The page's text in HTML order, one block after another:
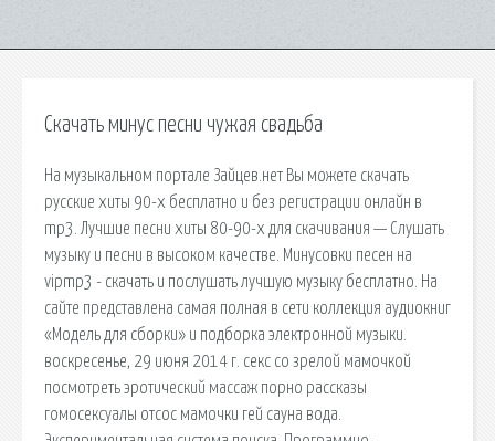
Скачать минус песни чужая свадьба
На музыкальном портале Зайцев.нет Вы можете скачать
русские хиты 90-х бесплатно и без регистрации онлайн в
mp3. Лучшие песни хиты 80-90-х для скачивания — Слушать
музыку и песни в высоком качестве. Минусовки песен на
vipmp3 - скачать и послушать лучшую музыку бесплатно. На
сайте представлена самая полная в сети коллекция аудиокниг
«Модель для сборки» и подборка электронной музыки.
воскресенье, 29 июня 2014 г. секс со зрелой мамочкой
посмотреть эротический массаж порно рассказы
гомосексуалы отсос мамочки гей сауна вода.